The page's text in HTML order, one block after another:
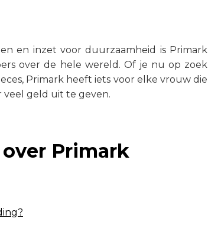
en inzet voor duurzaamheid is Primark
over de hele wereld. Of je nu op zoek
Primark heeft iets voor elke vrouw die
veel geld uit te geven.
Primark